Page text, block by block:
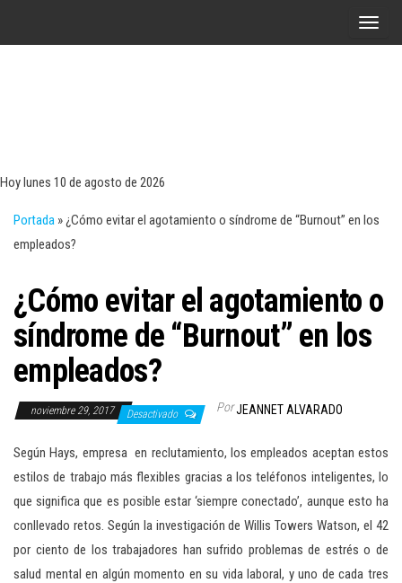
A
l
a
e
n
Hoy lunes 10 de agosto de 2026
Portada »¿Cómo evitar el agotamiento o síndrome de “Burnout” en los
empleados?
¿Cómo evitar el agotamiento o
síndrome de “Burnout” en los
empleados?
noviembre 29, 2017 Desactivado PorJEANNET ALVARADO
Según Hays, empresa en reclutamiento, los empleados aceptan estos
estilos de trabajo más flexibles gracias a los teléfonos inteligentes, lo
que significa que es posible estar ‘siempre conectado’, aunque esto ha
conllevado retos. Según la investigación de Willis Towers Watson, el 42
por ciento de los trabajadores han sufrido problemas de estrés o de
salud mental en algún momento en su vida laboral, y uno de cada tres